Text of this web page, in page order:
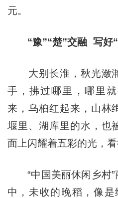
元。
“豫”“楚”交融 写好
大别长淮，秋光潋
手，拂过哪里，哪里
来，乌桕红起来，山林
堰里、湖库里的水，也
面上闪耀着五彩的光，看
“中国美丽休闲乡村”
中，未收的晚稻，像